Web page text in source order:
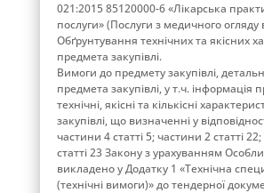
021:2015 85120000-6 «Лікарська
послуги» (Послуги з медичного огляду
Обґрунтування технічних та якісних
предмета закупівлі.
Вимоги до предмету закупівлі,
предмета закупівлі, у т.ч. інформація
технічні, якісні та кількісні
закупівлі, що визначенні у
частини 4 статті 5; частини 2 статті
статті 23 Закону з урахуванням
викладено у Додатку 1 «Технічна
(технічні вимоги)» до тендерної